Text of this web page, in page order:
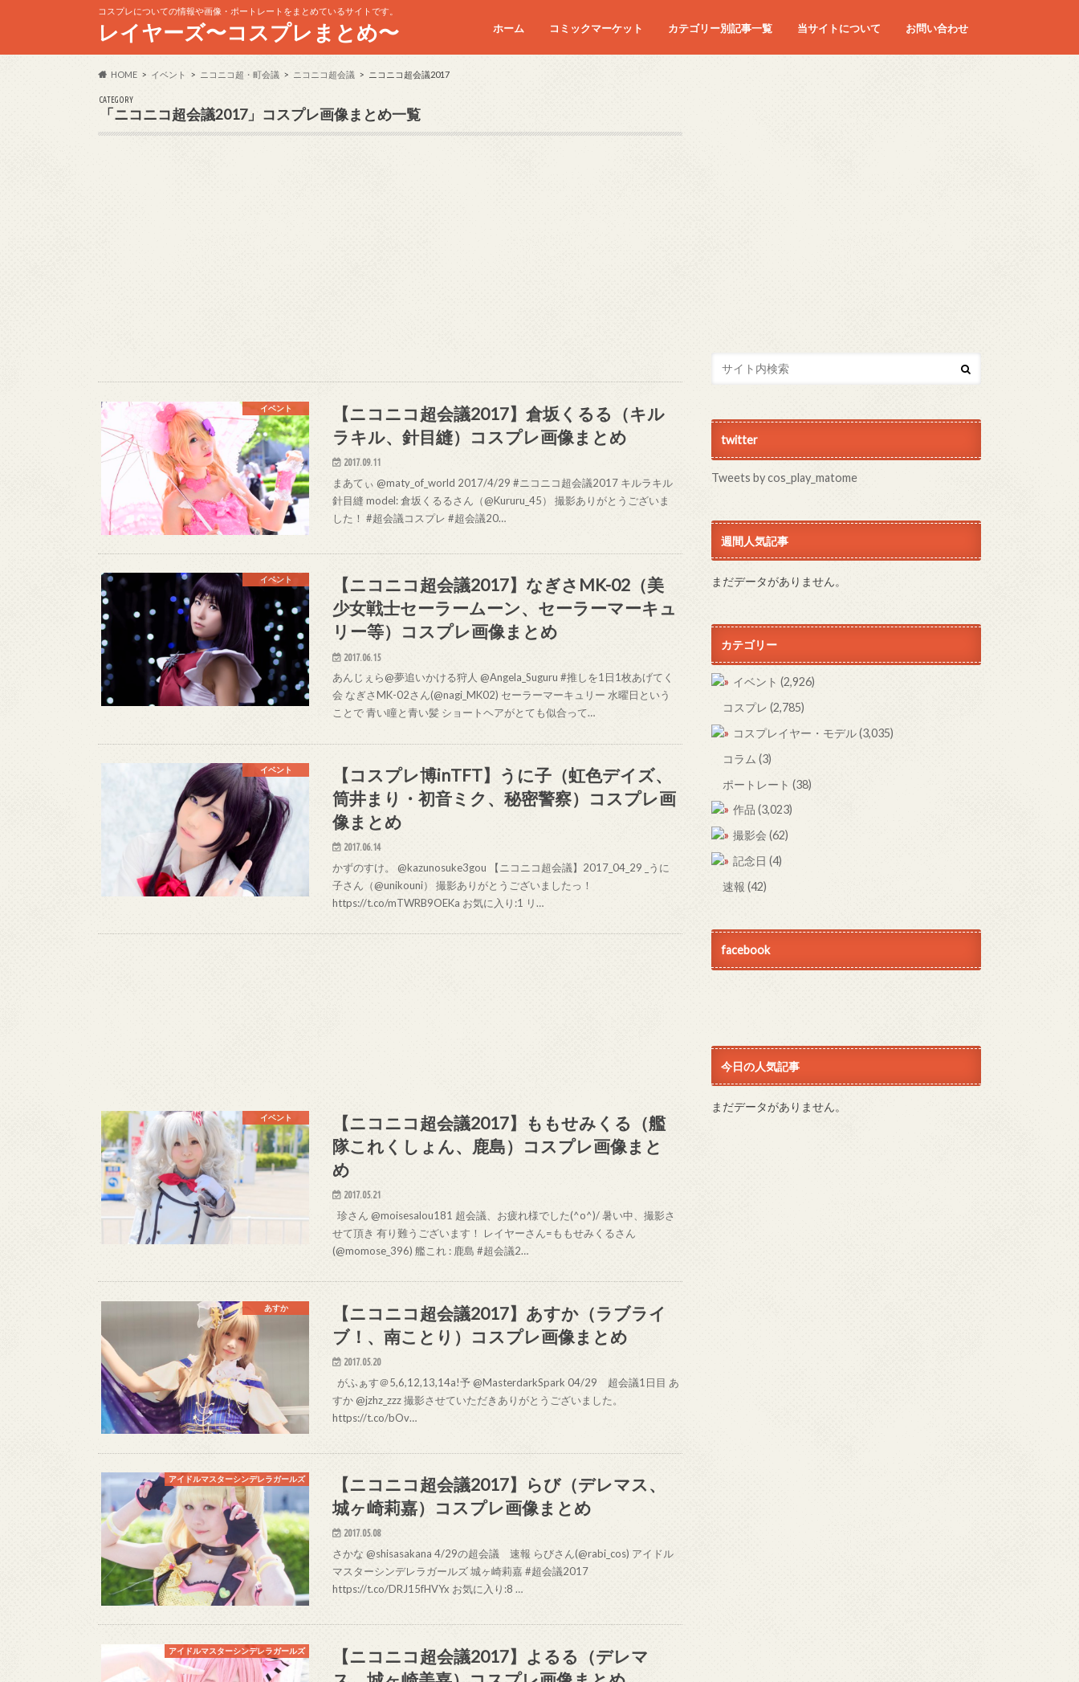
コスプレについての情報や画像・ポートレートをまとめているサイトです。
レイヤーズ〜コスプレまとめ〜 ホーム コミックマーケット
コミケC90
コミケC91
コミケC92
コミケC93
コミケC94
コミケC95
カテゴリー別記事一覧 当サイトについて お問い合わせ
HOME イベント ニコニコ超・町会議 ニコニコ超会議 ニコニコ超会議2017
CATEGORY
「ニコニコ超会議2017」コスプレ画像まとめ一覧
イベント
【ニコニコ超会議2017】倉坂くるる（キル
ラキル、針目縫）コスプレ画像まとめ
2017.09.11
まあてぃ @maty_of_world 2017/4/29 #ニコニコ超会議2017 キルラキル
針目縫 model: 倉坂くるるさん（@Kururu_45） 撮影ありがとうございま
した！ #超会議コスプレ #超会議20…
イベント
【ニコニコ超会議2017】なぎさMK-02（美
少女戦士セーラームーン、セーラーマーキュ
リー等）コスプレ画像まとめ
2017.06.15
あんじぇら@夢追いかける狩人 @Angela_Suguru #推しを1日1枚あげてく
会 なぎさMK-02さん(@nagi_MK02) セーラーマーキュリー 水曜日という
ことで 青い瞳と青い髪 ショートヘアがとても似合って…
イベント
【コスプレ博inTFT】うに子（虹色デイズ、
筒井まり・初音ミク、秘密警察）コスプレ画
像まとめ
2017.06.14
かずのすけ。 @kazunosuke3gou 【ニコニコ超会議】2017_04_29 _うに
子さん（@unikouni） 撮影ありがとうございましたっ！
https://t.co/mTWRB9OEKa お気に入り:1 リ…
イベント
【ニコニコ超会議2017】ももせみくる（艦
隊これくしょん、鹿島）コスプレ画像まと
め
2017.05.21
珍さん @moisesalou181 超会議、お疲れ様でした(^o^)/ 暑い中、撮影さ
せて頂き 有り難うございます！ レイヤーさん=ももせみくるさん
(@momose_396) 艦これ : 鹿島 #超会議2…
あすか
【ニコニコ超会議2017】あすか（ラブライ
ブ！、南ことり）コスプレ画像まとめ
2017.05.20
がふぁす＠5,6,12,13,14a!予 @MasterdarkSpark 04/29 超会議1日目 あ
すか @jzhz_zzz 撮影させていただきありがとうございました。
https://t.co/bOv…
アイドルマスターシンデレラガールズ
【ニコニコ超会議2017】らび（デレマス、
城ヶ崎莉嘉）コスプレ画像まとめ
2017.05.08
さかな @shisasakana 4/29の超会議 速報 らびさん(@rabi_cos) アイドル
マスターシンデレラガールズ 城ヶ崎莉嘉 #超会議2017
https://t.co/DRJ15fHVYx お気に入り:8 …
アイドルマスターシンデレラガールズ
【ニコニコ超会議2017】よるる（デレマ
twitter
Tweets by cos_play_matome
週間人気記事
まだデータがありません。
カテゴリー
イベント (2,926)
コスプレ (2,785)
コスプレイヤー・モデル(3,035)
コラム (3)
ポートレート (38)
作品 (3,023)
撮影会 (62)
記念日 (4)
速報 (42)
facebook
今日の人気記事
まだデータがありません。